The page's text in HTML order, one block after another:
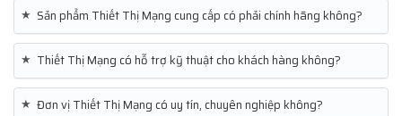
★ Sản phẩm Thiết Thị Mạng cung cấp có phải chính hãng không?
★ Thiết Thị Mạng có hỗ trợ kỹ thuật cho khách hàng không?
★ Đơn vị Thiết Thị Mạng có uy tín, chuyên nghiệp không?